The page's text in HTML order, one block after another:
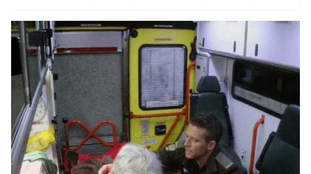
to nagrać i uwiecznić to niesamowite
zachowanie zwierzęcia. Kto by się tego
spodziewał? Większość zwierząt nie jest w stanie
rozpoznać siebie samych w lustrach. Do rzadkich
przypadków, u których jest to możliwe, należą
między innymi szympansy i kruki. Niezwykłe
połączenie, prawda? Jednak psy czy koty, tak
samo, jak dzieci do 18 miesiąca życia, nie mają
tej umiejętności. Dlatego bardzo często reagują
w zabawny sposób, kiedy tak jak ten buldog
postawione przed lustrem.